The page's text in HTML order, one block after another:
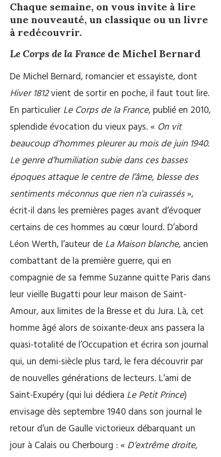
Chaque semaine, on vous invite à lire
une nouveauté, un classique ou un livre
à redécouvrir.
Le Corps de la France de Michel Bernard
De Michel Bernard, romancier et essayiste, dont
Hiver 1812vient de sortir en poche, il faut tout lire.
En particulier Le Corps de la France, publié en 2010,
splendide évocation du vieux pays. « On vit
beaucoup d’hommes pleurer au mois de juin 1940.
Le genre d’humiliation subie dans ces basses
époques attaque le centre de l’âme, blesse des
sentiments méconnus que rien n’a cuirassés»,
écrit-il dans les premières pages avant d’évoquer
certains de ces hommes au cœur lourd. D’abord
Léon Werth, l’auteur de La Maison blanche, ancien
combattant de la première guerre, qui en
compagnie de sa femme Suzanne quitte Paris dans
leur vieille Bugatti pour leur maison de Saint-
Amour, aux limites de la Bresse et du Jura. Là, cet
homme âgé alors de soixante-deux ans passera la
quasi-totalité de l’Occupation et écrira son journal
qui, un demi-siècle plus tard, le fera découvrir par
de nouvelles générations de lecteurs. L’ami de
Saint-Exupéry (qui lui dédiera Le Petit Prince)
envisage dès septembre 1940 dans son journal le
retour d’un de Gaulle victorieux débarquant un
jour à Calais ou Cherbourg : « D’extrême droite,